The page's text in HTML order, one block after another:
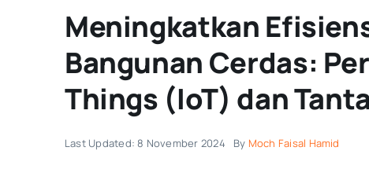
Meningkatkan
Bangunan Cerdas:
Things (IoT) dan
Last Updated: 8 November 2024 By Moch Faisal Hamid